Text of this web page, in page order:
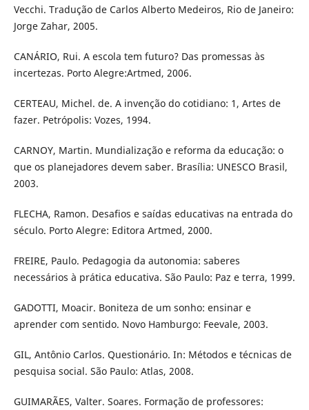
Vecchi. Tradução de Carlos Alberto Medeiros, Rio de Janeiro:
Jorge Zahar, 2005.
CANÁRIO, Rui. A escola tem futuro? Das promessas às
incertezas. Porto Alegre:Artmed, 2006.
CERTEAU, Michel. de. A invenção do cotidiano: 1, Artes de
fazer. Petrópolis: Vozes, 1994.
CARNOY, Martin. Mundialização e reforma da educação: o
que os planejadores devem saber. Brasília: UNESCO Brasil,
2003.
FLECHA, Ramon. Desafios e saídas educativas na entrada do
século. Porto Alegre: Editora Artmed, 2000.
FREIRE, Paulo. Pedagogia da autonomia: saberes
necessários à prática educativa. São Paulo: Paz e terra, 1999.
GADOTTI, Moacir. Boniteza de um sonho: ensinar e
aprender com sentido. Novo Hamburgo: Feevale, 2003.
GIL, Antônio Carlos. Questionário. In: Métodos e técnicas de
pesquisa social. São Paulo: Atlas, 2008.
GUIMARÃES, Valter. Soares. Formação de professores: